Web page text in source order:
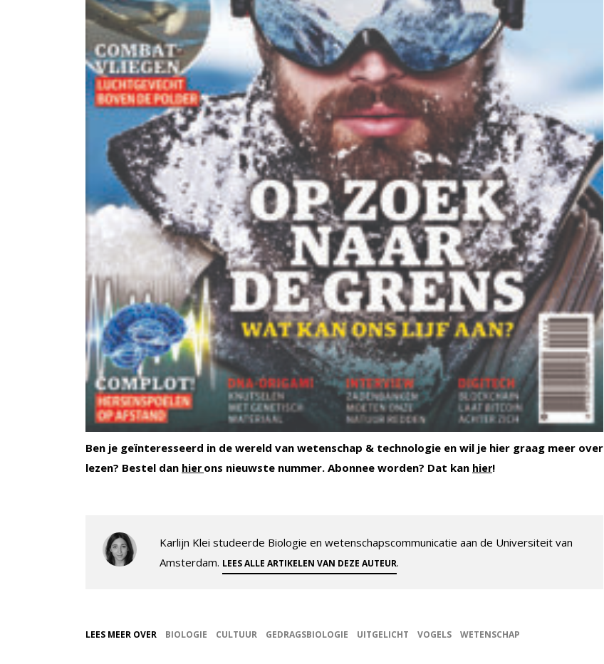
Ben je geïnteresseerd in de wereld van wetenschap & technologie en wil je hier graag meer over
lezen? Bestel dan hier ons nieuwste nummer. Abonnee worden? Dat kan hier!
Karlijn Klei studeerde Biologie en wetenschapscommunicatie aan de Universiteit van
Amsterdam. LEES ALLE ARTIKELEN VAN DEZE AUTEUR.
LEES MEER OVER BIOLOGIE CULTUUR GEDRAGSBIOLOGIE UITGELICHT VOGELS WETENSCHAP